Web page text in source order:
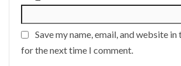
Save my name, email, and website
for the next time I comment.